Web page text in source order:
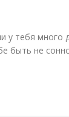
у тебя много
быть не